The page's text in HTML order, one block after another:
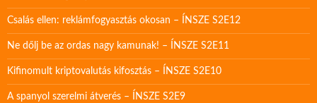
Csalás ellen: reklámfogyasztás okosan – ÍNSZE S2E12
Ne dőlj be az ordas nagy kamunak! – ÍNSZE S2E11
Kifinomult kriptovalutás kifosztás – ÍNSZE S2E10
A spanyol szerelmi átverés – ÍNSZE S2E9